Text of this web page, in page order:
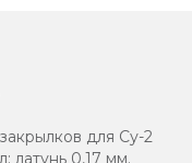
для Су-2
латунь 0,17 мм.